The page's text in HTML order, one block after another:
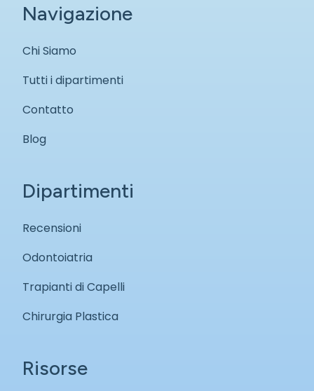
Navigazione
Chi Siamo
Tutti i dipartimenti
Contatto
Blog
Dipartimenti
Recensioni
Odontoiatria
Trapianti di Capelli
Chirurgia Plastica
Risorse